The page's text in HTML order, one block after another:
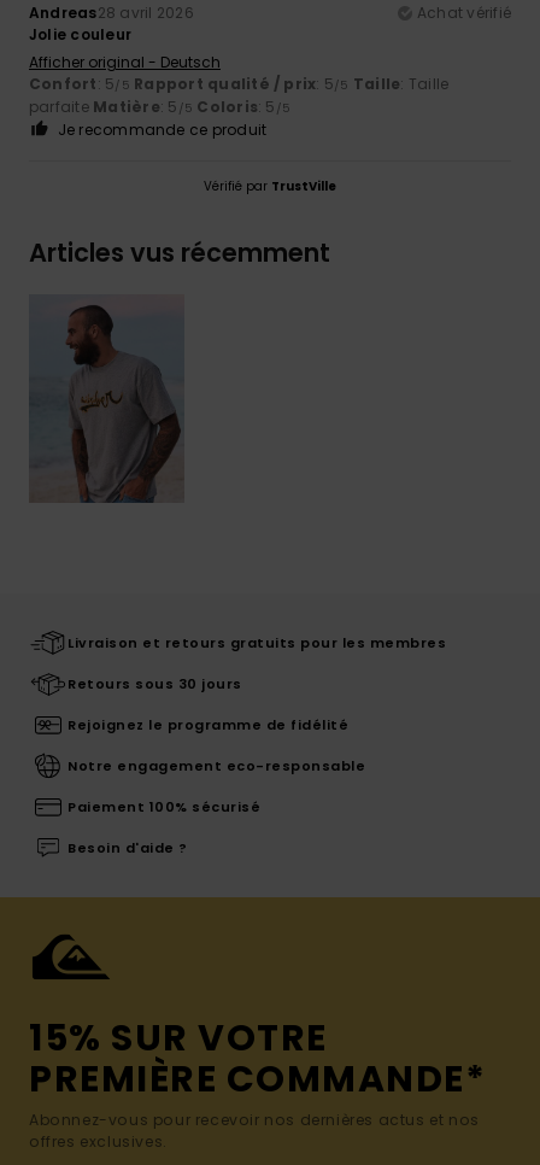
Andreas28 avril 2026
Achat vérifié
Jolie couleur
Afficher original - Deutsch
Confort: 5/5 Rapport qualité / prix: 5/5 Taille: Taille
parfaite Matière: 5 /5 Coloris: 5 /5
Je recommande ce produit
Vérifié par TrustVille
Articles vus récemment
Livraison et retours gratuits pour les membres
Retours sous 30 jours
Rejoignez le programme de fidélité
Notre engagement eco-responsable
Paiement 100% sécurisé
Besoin d'aide ?
15% SUR VOTRE
PREMIÈRE COMMANDE*
Abonnez-vous pour recevoir nos dernières actus et nos
offres exclusives.